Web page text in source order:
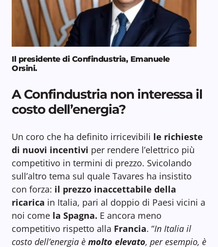
Il presidente di Confindustria, Emanuele
Orsini.
A Confindustria non interessa il
costo dell’energia?
Un coro che ha definito irricevibili le richieste
di nuovi incentivi per rendere l’elettrico più
competitivo in termini di prezzo. Svicolando
sull’altro tema sul quale Tavares ha insistito
con forza: il prezzo inaccettabile della
ricarica in Italia, pari al doppio di Paesi vicini a
noi come la Spagna. E ancora meno
competitivo rispetto alla Francia. “In Italia il
costo dell’energia è molto elevato, per esempio, è